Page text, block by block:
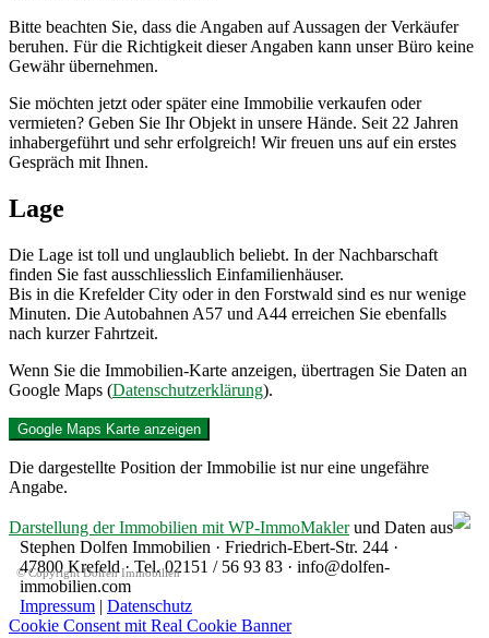
© Copyright Dolfen Immobilien
Bitte beachten Sie, dass die Angaben auf Aussagen der Verkäufer
beruhen. Für die Richtigkeit dieser Angaben kann unser Büro keine
Gewähr übernehmen.
Sie möchten jetzt oder später eine Immobilie verkaufen oder
vermieten? Geben Sie Ihr Objekt in unsere Hände. Seit 22 Jahren
inhabergeführt und sehr erfolgreich! Wir freuen uns auf ein erstes
Gespräch mit Ihnen.
Lage
Die Lage ist toll und unglaublich beliebt. In der Nachbarschaft
finden Sie fast ausschliesslich Einfamilienhäuser.
Bis in die Krefelder City oder in den Forstwald sind es nur wenige
Minuten. Die Autobahnen A57 und A44 erreichen Sie ebenfalls
nach kurzer Fahrtzeit.
Wenn Sie die Immobilien-Karte anzeigen, übertragen Sie Daten an
Google Maps (Datenschutzerklärung).
Google Maps Karte anzeigen
Die dargestellte Position der Immobilie ist nur eine ungefähre
Angabe.
Darstellung der Immobilien mit WP-ImmoMaklerund Daten aus
Stephen Dolfen Immobilien · Friedrich-Ebert-Str. 244 ·
47800 Krefeld · Tel. 02151 / 56 93 83 · info@dolfen-
immobilien.com
Impressum | Datenschutz
Cookie Consent mit Real Cookie Banner